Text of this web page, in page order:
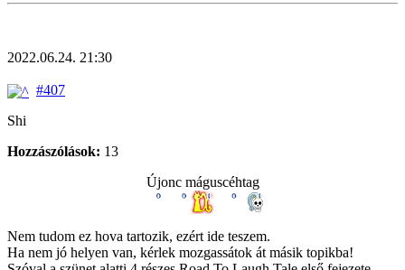
2022.06.24. 21:30
#407
Shi
Hozzászólások: 13
Újonc máguscéhtag
Nem tudom ez hova tartozik, ezért ide teszem.
Ha nem jó helyen van, kérlek mozgassátok át másik topikba!